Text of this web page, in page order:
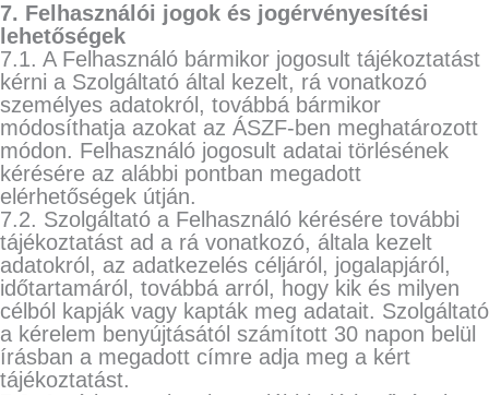
7. Felhasználói jogok és jogérvényesítési
lehetőségek
7.1. A Felhasználó bármikor jogosult tájékoztatást
kérni a Szolgáltató által kezelt, rá vonatkozó
személyes adatokról, továbbá bármikor
módosíthatja azokat az ÁSZF-ben meghatározott
módon. Felhasználó jogosult adatai törlésének
kérésére az alábbi pontban megadott
elérhetőségek útján.
7.2. Szolgáltató a Felhasználó kérésére további
tájékoztatást ad a rá vonatkozó, általa kezelt
adatokról, az adatkezelés céljáról, jogalapjáról,
időtartamáról, továbbá arról, hogy kik és milyen
célból kapják vagy kapták meg adatait. Szolgáltató
a kérelem benyújtásától számított 30 napon belül
írásban a megadott címre adja meg a kért
tájékoztatást.